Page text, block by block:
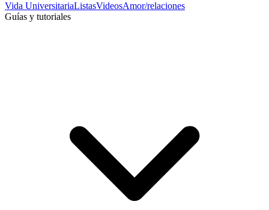
Vida UniversitariaListasVideosAmor/relaciones
Guías y tutoriales